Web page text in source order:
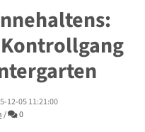
12-05 11:21:00
/ Kommentare
0